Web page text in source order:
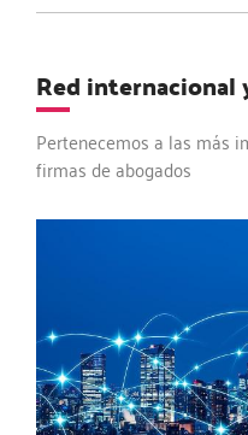
Red internacional
Pertenecemos a las más
firmas de abogados